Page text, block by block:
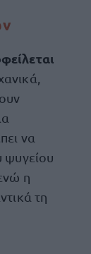
να
ψυγείου
η
τη